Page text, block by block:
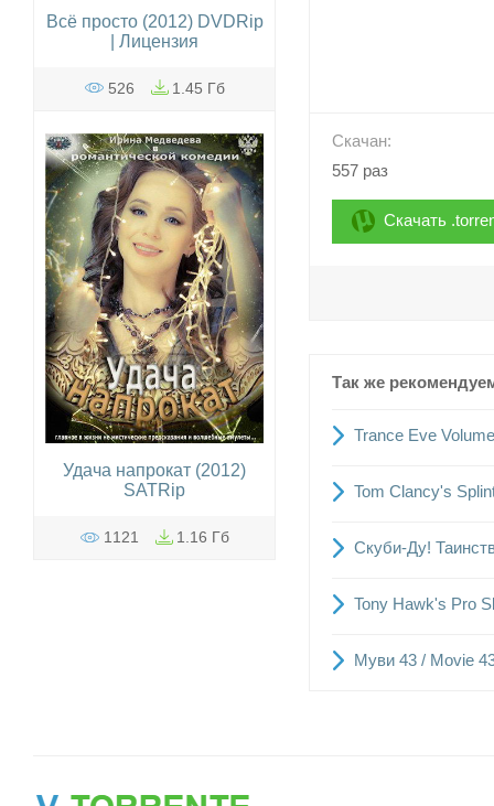
Скачан:
557 раз
Скачать
Так же
Trance Eve
Tom Clancy's
Скуби-Ду!
Tony Hawk's Pro
Муви 43 / Movie
Всё просто (2012) DVDRip
| Лицензия
526 1.45 Гб
Удача напрокат (2012)
SATRip
1121 1.16 Гб